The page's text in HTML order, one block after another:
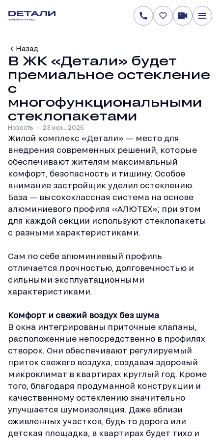
Назад
В ЖК «Детали» будет
премиальное остекление
с
многофункциональными
стеклопакетами
Новость 23 июн. 2026
Жилой комплекс «Детали» — место для
внедрения современных решений, которые
обеспечивают жителям максимальный
комфорт, безопасность и тишину. Особое
внимание застройщик уделил остеклению.
База — высококлассная система на основе
алюминиевого профиля «АЛЮТЕХ»; при этом
для каждой секции используют стеклопакеты
с разными характеристиками.
Сам по себе алюминиевый профиль
отличается прочностью, долговечностью и
сильными эксплуатационными
характеристиками.
Комфорт и свежий воздух без шума
В окна интегрированы приточные клапаны,
расположенные непосредственно в профилях
створок. Они обеспечивают регулируемый
приток свежего воздуха, создавая здоровый
микроклимат в квартирах круглый год. Кроме
того, благодаря продуманной конструкции и
качественному остеклению значительно
улучшается шумоизоляция. Даже вблизи
оживленных участков, будь то дорога или
детская площадка, в квартирах будет тихо и